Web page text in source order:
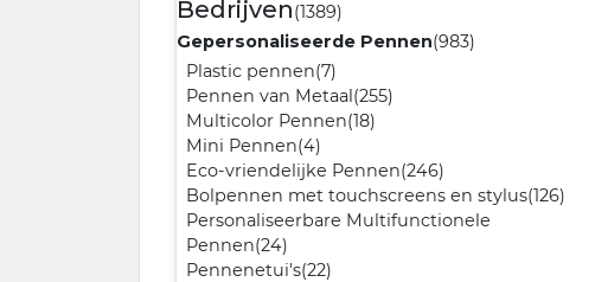
Bedrijven(1389)
Gepersonaliseerde Pennen(983)
Plastic pennen(7)
Pennen van Metaal(255)
Multicolor Pennen(18)
Mini Pennen(4)
Eco-vriendelijke Pennen(246)
Bolpennen met touchscreens en stylus(126)
Personaliseerbare Multifunctionele
Pennen(24)
Pennenetui's(22)